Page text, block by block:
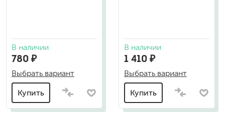
В наличии
780 ₽
Выбрать вариант
Купить
В наличии
1 410 ₽
Выбрать вариант
Купить